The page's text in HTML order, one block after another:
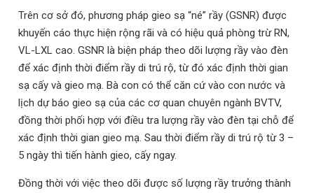
Trên cơ sở đó, phương pháp gieo sạ “né” rầy (GSNR) được
khuyến cáo thực hiện rộng rãi và có hiệu quả phòng trừ RN,
VL-LXL cao. GSNR là biện pháp theo dõi lượng rầy vào đèn
để xác định thời điểm rầy di trú rộ, từ đó xác định thời gian
sạ cấy và gieo mạ. Bà con có thể căn cứ vào con nước và
lịch dự báo gieo sạ của các cơ quan chuyên ngành BVTV,
đồng thời phối hợp với điều tra lượng rầy vào đèn tại chỗ để
xác định thời gian gieo mạ. Sau thời điểm rầy di trú rộ từ 3 –
5 ngày thì tiến hành gieo, cấy ngay.
Đồng thời với việc theo dõi được số lượng rầy trưởng thành